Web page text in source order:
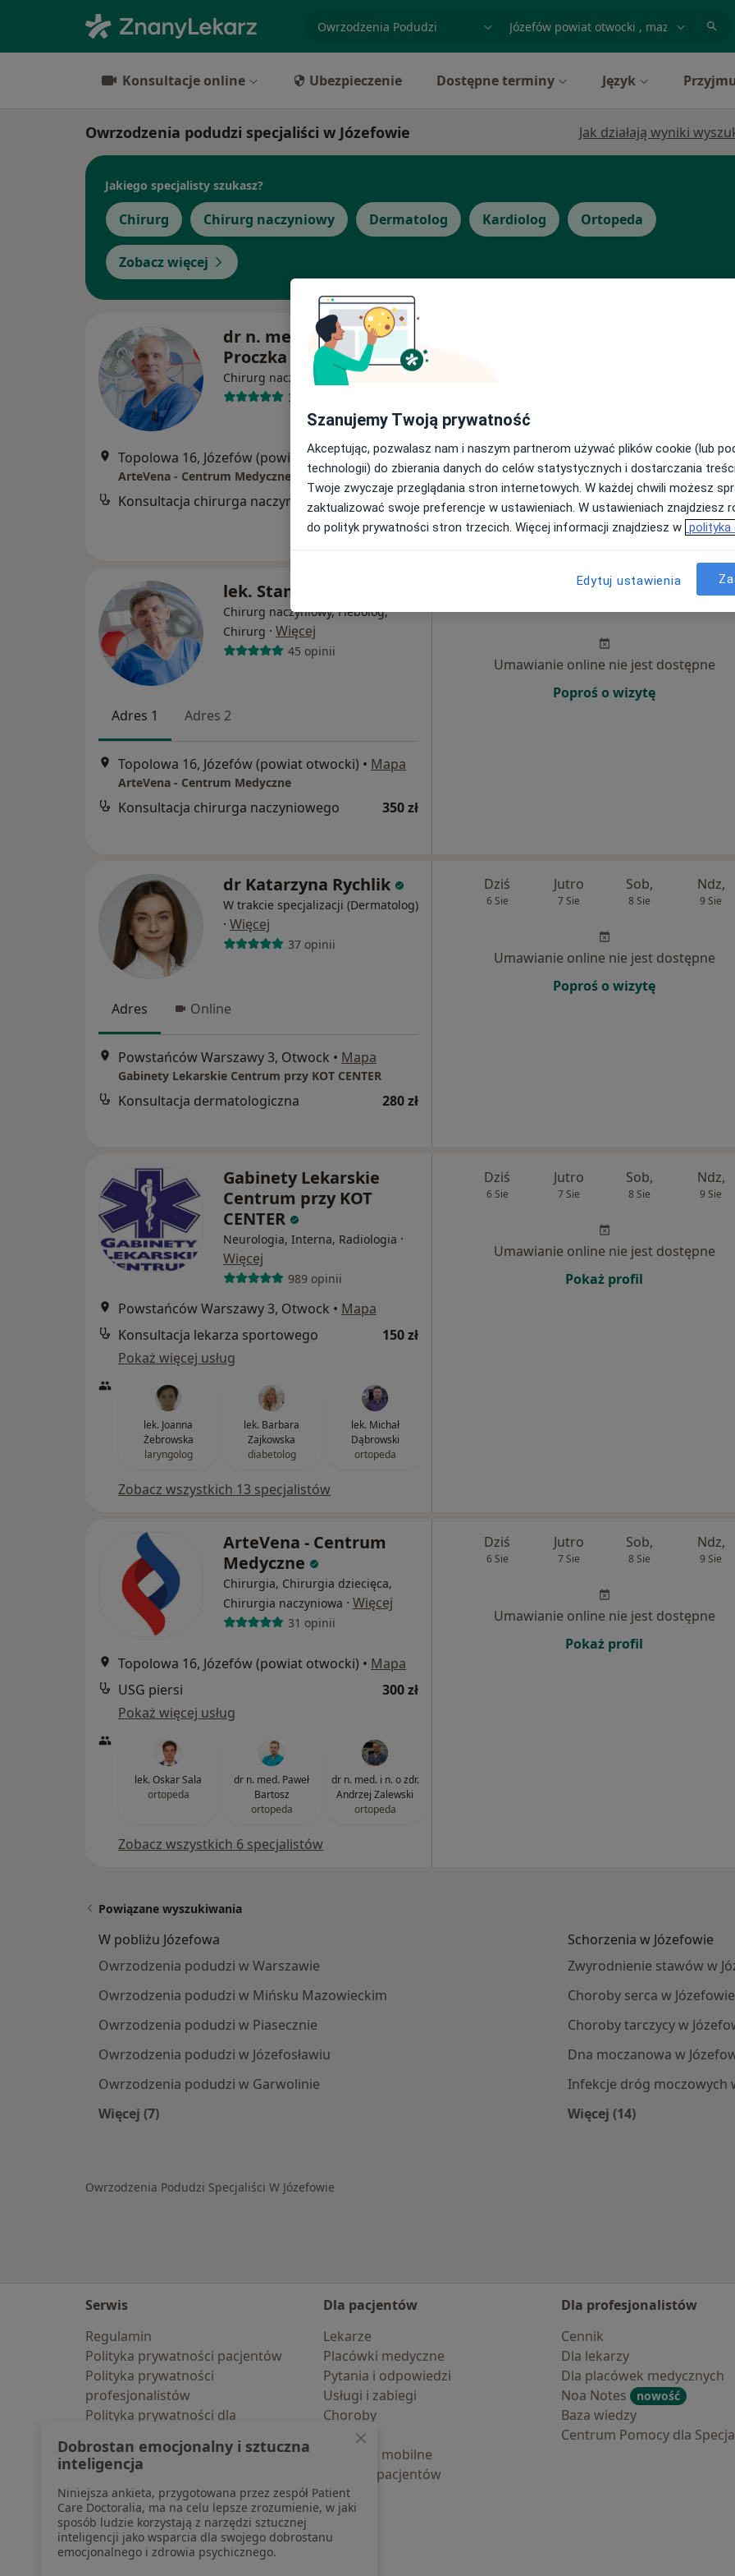
specjalizacja, badanie lub nazwiskomiasto lub dzielnica
Konsultacje online Ubezpieczenie Dostępne terminy Język
Owrzodzenia podudzi specjaliści w Józefowie Jak działają wyniki
Jakiego specjalisty szukasz?
Chirurg Chirurg naczyniowy Dermatolog Kardiolog Ortopeda
Zobacz więcej
dr n. med. Robert
Proczka
Chirurg naczyniowy, Chirurg
34 opinie
Topolowa 16, Józefów (powiat otwocki)• Mapa
ArteVena - Centrum Medyczne
Konsultacja chirurga naczyniowego 350 zł
Umawianie online nie jest dostępne
lek. Stanisław Mazur
Chirurg naczyniowy, Flebolog,
Chirurg · Więcej
45 opinii
Adres 1 Adres 2
Topolowa 16, Józefów (powiat otwocki) • Mapa
ArteVena - Centrum Medyczne
Konsultacja chirurga naczyniowego 350 zł
Jutro Sob, Ndz,
Umawianie online nie jest dostępne
Poproś o wizytę
dr Katarzyna Rychlik
W trakcie specjalizacji (Dermatolog)
· Więcej
37 opinii
Adres Online
Powstańców Warszawy 3, Otwock • Mapa
Gabinety Lekarskie Centrum przy KOT CENTER
Konsultacja dermatologiczna 280 zł
Dziś
6 Sie
Jutro
7 Sie
Sob,
8 Sie
Ndz,
9 Sie
Umawianie online nie jest dostępne
Poproś o wizytę
Gabinety Lekarskie
Centrum przy KOT
CENTER
Neurologia, Interna, Radiologia ·
Więcej
989 opinii
Powstańców Warszawy 3, Otwock • Mapa
Konsultacja lekarza sportowego
150 zł
Pokaż więcej usług
lek. Joanna
Żebrowska
laryngolog
lek. Barbara
Zajkowska
diabetolog
lek. Michał
Dąbrowski
ortopeda
Zobacz wszystkich 13 specjalistów
Dziś
6 Sie
Jutro
7 Sie
Sob,
8 Sie
Ndz,
9 Sie
Umawianie online nie jest dostępne
Pokaż profil
ArteVena - Centrum
Medyczne
Chirurgia, Chirurgia dziecięca,
Chirurgia naczyniowa · Więcej
31 opinii
Topolowa 16, Józefów (powiat otwocki) • Mapa
USG piersi
300 zł
Pokaż więcej usług
lek. Oskar Sala
ortopeda
dr n. med. Paweł
Bartosz
ortopeda
dr n. med. i n. o zdr.
Andrzej Zalewski
ortopeda
Zobacz wszystkich 6 specjalistów
Dziś
6 Sie
Jutro
7 Sie
Sob,
8 Sie
Ndz,
9 Sie
Umawianie online nie jest dostępne
Pokaż profil
Powiązane wyszukiwania
W pobliżu Józefowa
Owrzodzenia podudzi w Warszawie
Owrzodzenia podudzi w Mińsku Mazowieckim
Owrzodzenia podudzi w Piasecznie
Owrzodzenia podudzi w Józefosławiu
Owrzodzenia podudzi w Garwolinie
Więcej (7)
Schorzenia w Józefowie
Zwyrodnienie stawów w
Choroby serca w Józefowie
Choroby tarczycy w
Dna moczanowa w
Infekcje dróg moczowych
Więcej (14)
Owrzodzenia Podudzi Specjaliści W Józefowie
Serwis
Regulamin
Polityka prywatności pacjentów
Polityka prywatności
profesjonalistów
Polityka prywatności dla
pozyskaliśmy samodzielnie
Polityka cookies
Jak działają wyniki wyszukiwania
Dostępność
O nas
Praca Rekrutujemy!
Dla pacjentów
Lekarze
Placówki medyczne
Pytania i odpowiedzi
Usługi i zabiegi
Choroby
Pomoc
Aplikacje mobilne
Blog dla pacjentów
Dla profesjonalistów
Cennik
Dla lekarzy
Dla placówek medycznych
Noa Notes
nowość
Baza wiedzy
Centrum Pomocy dla
Szanujemy Twoją prywatność
Akceptując, pozwalasz nam i naszym partnerom używać plików cookie (lub
technologii) do zbierania danych do celów statystycznych i dostarczania
Twoje zwyczaje przeglądania stron internetowych. W każdej chwili możesz
zaktualizować swoje preferencje w ustawieniach. W ustawieniach znajdziesz
do polityk prywatności stron trzecich. Więcej informacji znajdziesz w polityka
Edytuj ustawienia
Dobrostan emocjonalny i sztuczna
inteligencja
Niniejsza ankieta, przygotowana przez zespół Patient
Care Doctoralia, ma na celu lepsze zrozumienie, w jaki
sposób ludzie korzystają z narzędzi sztucznej
inteligencji jako wsparcia dla swojego dobrostanu
emocjonalnego i zdrowia psychicznego.